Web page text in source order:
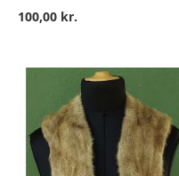
100,00 kr.